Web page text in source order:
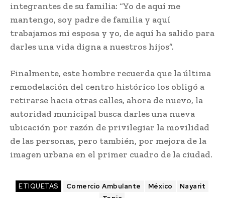
integrantes de su familia: “Yo de aquí me
mantengo, soy padre de familia y aquí
trabajamos mi esposa y yo, de aquí ha salido para
darles una vida digna a nuestros hijos”.
Finalmente, este hombre recuerda que la última
remodelación del centro histórico los obligó a
retirarse hacia otras calles, ahora de nuevo, la
autoridad municipal busca darles una nueva
ubicación por razón de privilegiar la movilidad
de las personas, pero también, por mejora de la
imagen urbana en el primer cuadro de la ciudad.
ETIQUETAS Comercio Ambulante México
Nayarit